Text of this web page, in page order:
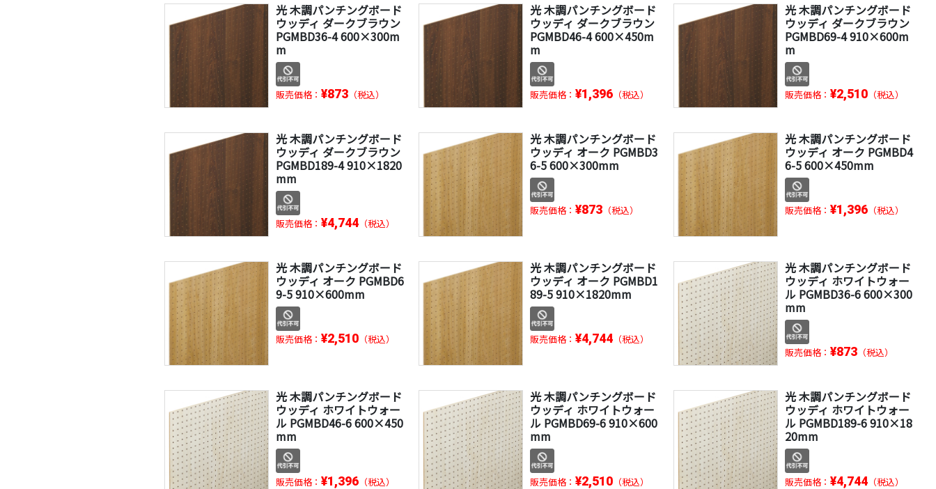
光 木調パンチングボード
ウッディ ダークブラウン
PGMBD36-4 600×300m
m
販売価格： ¥873 （税込）
光 木調パンチングボード
ウッディ ダークブラウン
PGMBD46-4 600×450m
m
販売価格：¥1,396 （税込）
光 木調パンチングボード
ウッディ ダークブラウン
PGMBD69-4 910×600m
m
販売価格： ¥2,510（税込）
光 木調パンチングボード
ウッディ ダークブラウン
PGMBD189-4 910×1820
mm
販売価格： ¥4,744 （税込）
光 木調パンチングボード
ウッディ オーク PGMBD3
6-5 600×300mm
販売価格：¥873 （税込）
光 木調パンチングボード
ウッディ オーク PGMBD4
6-5 600×450mm
販売価格： ¥1,396（税込）
光 木調パンチングボード
ウッディ オーク PGMBD6
9-5 910×600mm
販売価格： ¥2,510 （税込）
光 木調パンチングボード
ウッディ オーク PGMBD1
89-5 910×1820mm
販売価格：¥4,744 （税込）
光 木調パンチングボード
ウッディ ホワイトウォー
ル PGMBD36-6 600×300
mm
販売価格： ¥873（税込）
光 木調パンチングボード
ウッディ ホワイトウォー
ル PGMBD46-6 600×450
mm
販売価格： ¥1,396 （税込）
光 木調パンチングボード
ウッディ ホワイトウォー
ル PGMBD69-6 910×600
mm
販売価格：¥2,510 （税込）
光 木調パンチングボード
ウッディ ホワイトウォー
ル PGMBD189-6 910×18
20mm
販売価格： ¥4,744（税込）